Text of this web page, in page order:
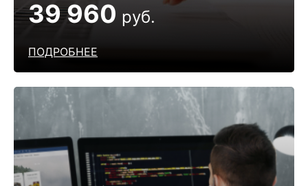
ПОДРОБНЕЕ
39 960 руб.